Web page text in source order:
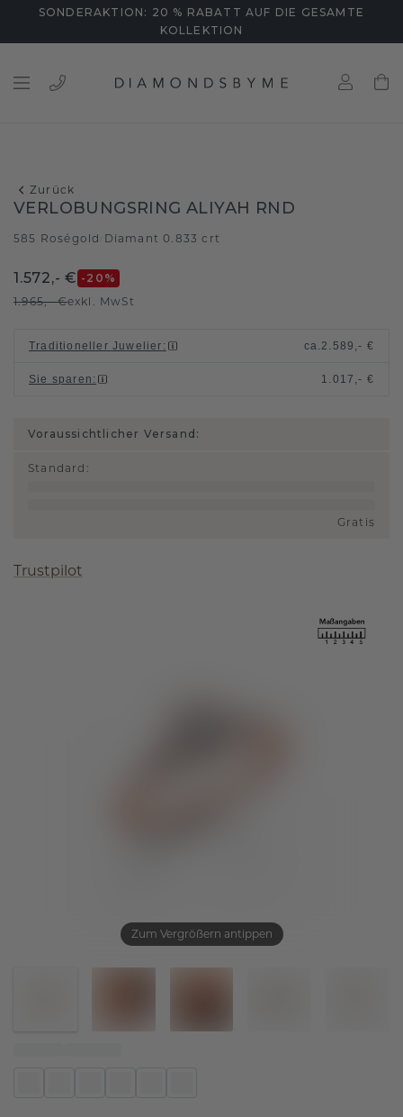
SONDERAKTION: 20 % RABATT AUF DIE GESAMTE
KOLLEKTION
Zurück
Zum Vergrößern antippen
VERLOBUNGSRING ALIYAH RND
585 Roségold Diamant 0.833 crt
1.572,- € -20 %
1.965,- €exkl. MwSt
Traditioneller Juwelier : ca.2.589,- €
Sie sparen : 1.017,- €
Voraussichtlicher Versand:
Standard :
Gratis
Trustpilot